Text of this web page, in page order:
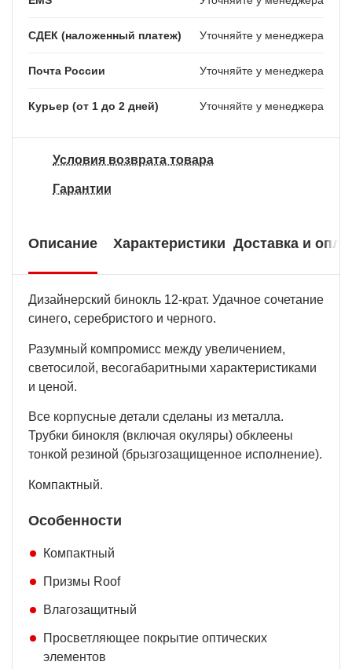
СДЕК (наложенный платеж) Уточняйте у менеджера
Почта России Уточняйте у менеджера
Курьер (от 1 до 2 дней) Уточняйте у менеджера
Условия возврата товара
Гарантии
Описание Характеристики Доставка и
Дизайнерский бинокль 12-крат. Удачное сочетание
синего, серебристого и черного.
Разумный компромисс между увеличением,
светосилой, весогабаритными характеристиками
и ценой.
Все корпусные детали сделаны из металла.
Трубки бинокля (включая окуляры) обклеены
тонкой резиной (брызгозащищенное исполнение).
Компактный.
Особенности
Компактный
Призмы Roof
Влагозащитный
Просветляющее покрытие оптических
элементов